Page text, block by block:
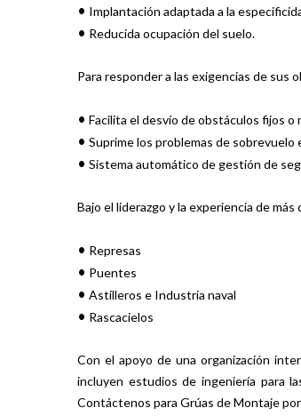
• Implantación adaptada a la
• Reducida ocupación del suelo.
Para responder a las exigencias de sus
• Facilita el desvío de obstáculos fijos o
• Suprime los problemas de
• Sistema automático de gestión de
Bajo el liderazgo y la experiencia de
• Represas
• Puentes
• Astilleros e Industria naval
• Rascacielos
Con el apoyo de una organización
incluyen estudios de ingeniería para
Contáctenos para Grúas de Montaje